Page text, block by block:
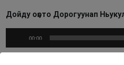
Дойду оҕото Дорогуунап
00:00